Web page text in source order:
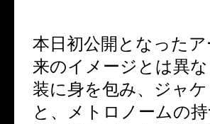
本日初公開となった
来のイメージとは異
装に身を包み、ジャ
と、メトロノームの